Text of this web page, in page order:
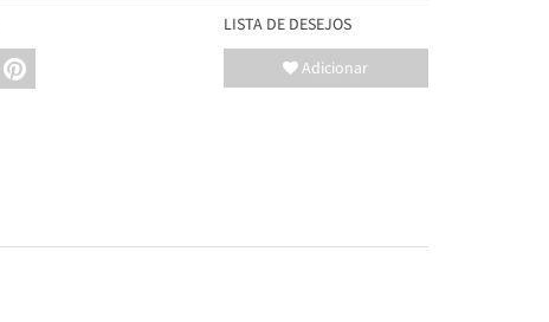
LISTA DE DESEJOS
Adicionar